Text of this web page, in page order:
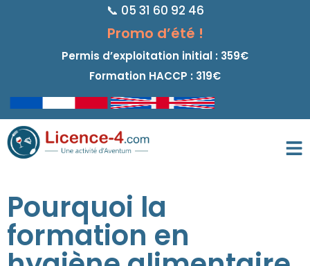
📞 05 31 60 92 46
Promo d’été !
Permis d’exploitation initial : 359€
Formation HACCP : 319€
Pourquoi la
formation en